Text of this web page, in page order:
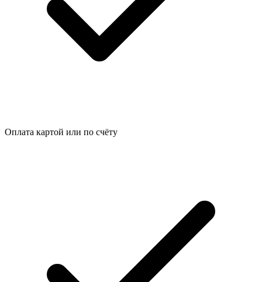
Оплата картой или по счёту